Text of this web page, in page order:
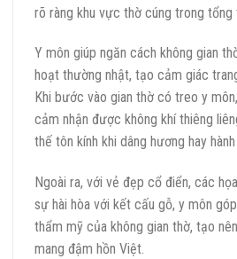
rõ ràng khu vực thờ cúng trong tổng
Y môn giúp ngăn cách không gian
hoạt thường nhật, tạo cảm giác
Khi bước vào gian thờ có treo y
cảm nhận được không khí thiêng
thế tôn kính khi dâng hương hay
Ngoài ra, với vẻ đẹp cổ điển, các
sự hài hòa với kết cấu gỗ, y môn
thẩm mỹ của không gian thờ, tạo
mang đậm hồn Việt.